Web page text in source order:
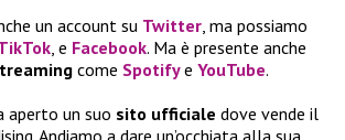
un account su Twitter, ma possiamo
, e Facebook. Ma è presente anche
come Spotifye YouTube.
aperto un suo sito ufficiale dove vende il